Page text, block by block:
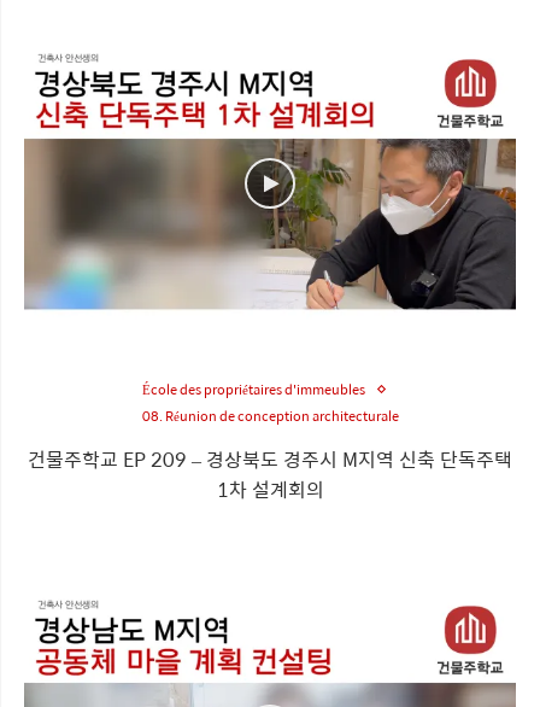
École des propriétaires d'immeubles
08. Réunion de conception architecturale
건물주학교 EP 209 – 경상북도 경주시 M지역 신축 단독주택
1차 설계회의